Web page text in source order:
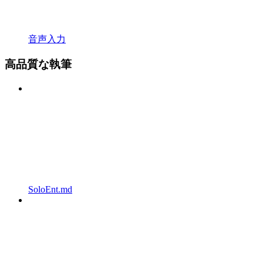
音声入力
高品質な執筆
SoloEnt.md